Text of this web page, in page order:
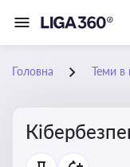
Головна Теми в